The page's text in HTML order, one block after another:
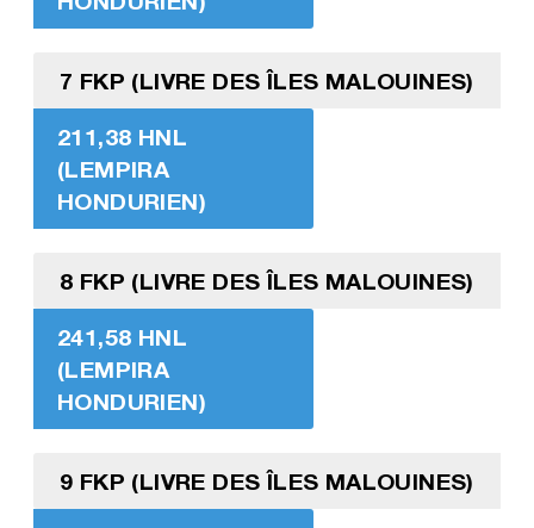
7 FKP (LIVRE DES ÎLES MALOUINES)
211,38 HNL
(LEMPIRA
HONDURIEN)
8 FKP (LIVRE DES ÎLES MALOUINES)
241,58 HNL
(LEMPIRA
HONDURIEN)
9 FKP (LIVRE DES ÎLES MALOUINES)